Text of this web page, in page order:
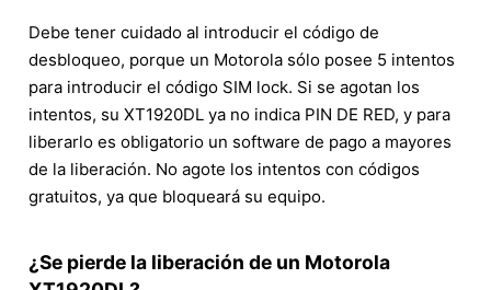
Debe tener cuidado al introducir el código de
desbloqueo, porque un Motorola sólo posee 5 intentos
para introducir el código SIM lock. Si se agotan los
intentos, su XT1920DL ya no indica PIN DE RED, y para
liberarlo es obligatorio un software de pago a mayores
de la liberación. No agote los intentos con códigos
gratuitos, ya que bloqueará su equipo.
¿Se pierde la liberación de un Motorola